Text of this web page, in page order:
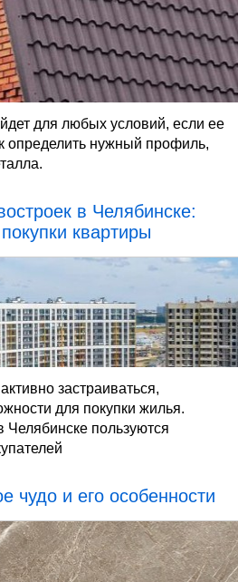
для любых условий, если ее
определить нужный профиль,
в Челябинске:
квартиры
застраиваться,
для покупки жилья.
пользуются
чудо и его особенности